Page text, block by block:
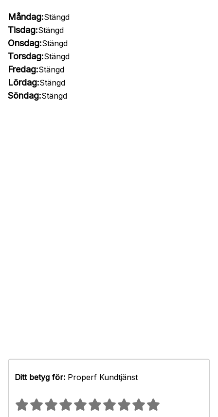
Måndag:Stängd
Tisdag:Stängd
Onsdag:Stängd
Torsdag:Stängd
Fredag:Stängd
Lördag:Stängd
Söndag:Stängd
Ditt betyg för: Properf Kundtjänst